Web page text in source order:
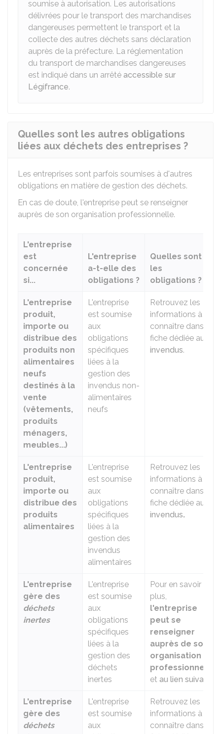
soumise à autorisation. Les autorisations
délivrées pour le transport des marchandises
dangereuses permettent le transport et la
collecte des autres déchets sans déclaration
auprès de la préfecture. La réglementation
du transport de marchandises dangereuses
est indiqué dans un arrêté accessible sur
Légifrance.
Quelles sont les autres obligations
liées aux déchets des entreprises ?
Les entreprises sont parfois soumises à d'autres
obligations en matière de gestion des déchets.
En cas de doute, l'entreprise peut se renseigner
auprès de son organisation professionnelle.
L'entreprise
est
concernée
si...
L'entreprise
a-t-elle des
obligations ?
Quelles sont
les
obligations ?
L'entreprise
produit,
importe ou
distribue des
produits non
alimentaires
neufs
destinés à la
vente
(vêtements,
produits
ménagers,
meubles...)
L'entreprise
est soumise
aux
obligations
spécifiques
liées à la
gestion des
invendus non-
alimentaires
neufs
Retrouvez les
informations à
connaître dans la
fiche dédiée aux
invendus.
L'entreprise
produit,
importe ou
distribue des
produits
alimentaires
L'entreprise
est soumise
aux
obligations
spécifiques
liées à la
gestion des
invendus
alimentaires
Retrouvez les
informations à
connaître dans la
fiche dédiée aux
invendus.
L'entreprise
gère des
déchets
inertes
L'entreprise
est soumise
aux
obligations
spécifiques
liées à la
gestion des
déchets
inertes
Pour en savoir
plus,
l'entreprise
peut se
renseigner
auprès de son
organisation
professionnelle
et au lien suivant
L'entreprise
gère des
déchets
L'entreprise
est soumise
aux
Retrouvez les
informations à
connaître dans la